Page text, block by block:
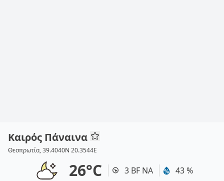
Καιρός Πάναινα
Θεσπρωτία, 39.4040N 20.3544E
26°C 3 BF ΝΑ 43 %